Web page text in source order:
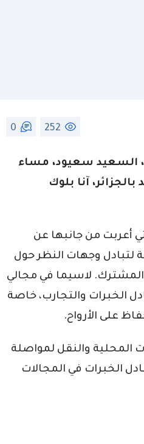
252
0
السعيد سعيود، مساء
آنا بلوك
أعربت من جانبها عن
لتبادل وجهات النظر حول
المشترك. لاسيما في مجالي
الخبرات والتجارب، خاصة
على الأرواح.
المحلية والنقل لمواصلة
الخبرات في المجالات